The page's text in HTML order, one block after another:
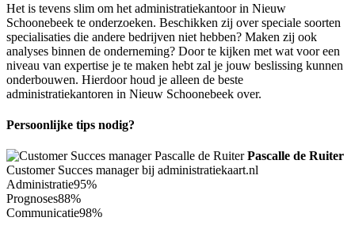
Het is tevens slim om het administratiekantoor in Nieuw
Schoonebeek te onderzoeken. Beschikken zij over speciale soorten
specialisaties die andere bedrijven niet hebben? Maken zij ook
analyses binnen de onderneming? Door te kijken met wat voor een
niveau van expertise je te maken hebt zal je jouw beslissing kunnen
onderbouwen. Hierdoor houd je alleen de beste
administratiekantoren in Nieuw Schoonebeek over.
Persoonlijke tips nodig?
Pascalle de Ruiter
Customer Succes manager bij administratiekaart.nl
Administratie95%
Prognoses88%
Communicatie98%